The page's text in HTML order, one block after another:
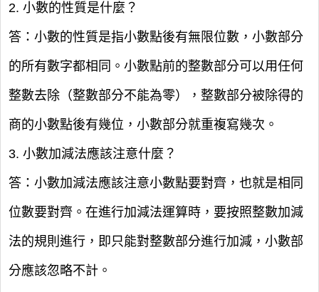
2. 小數的性質是什麼？
答：小數的性質是指小數點後有無限位數，小數部分
的所有數字都相同。小數點前的整數部分可以用任何
整數去除（整數部分不能為零），整數部分被除得的
商的小數點後有幾位，小數部分就重複寫幾次。
3. 小數加減法應該注意什麼？
答：小數加減法應該注意小數點要對齊，也就是相同
位數要對齊。在進行加減法運算時，要按照整數加減
法的規則進行，即只能對整數部分進行加減，小數部
分應該忽略不計。